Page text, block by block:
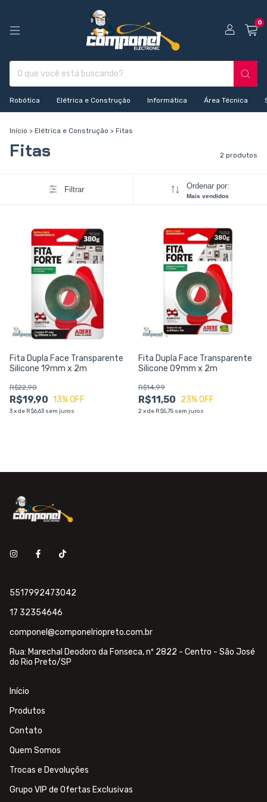
0
Robótica Elétrica e Construção Informática Área Técnica
Início > Elétrica e Construção > Fitas
Fitas 2 produtos
Filtrar Ordenar por:
Mais vendidos
Fita Dupla Face Transparente
Silicone 19mm x 2m
R$19,90
R$22,90
13% OFF
3xde R$6,63 sem juros
Fita Dupla Face Transparente
Silicone 09mm x 2m
R$11,50
R$14,99
23% OFF
2xde R$5,75 sem juros
5517992473042
17 32354646
componel@componelriopreto.com.br
Rua: Marechal Deodoro da Fonseca, nº 2822 - Centro - São José
do Rio Preto/SP
Início
Produtos
Contato
Quem Somos
Trocas e Devoluções
Grupo VIP de Ofertas Exclusivas